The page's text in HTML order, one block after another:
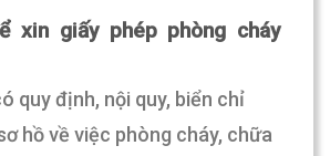
xin giấy phép phòng cháy
quy định, nội quy, biển chỉ
hồ về việc phòng cháy, chữa